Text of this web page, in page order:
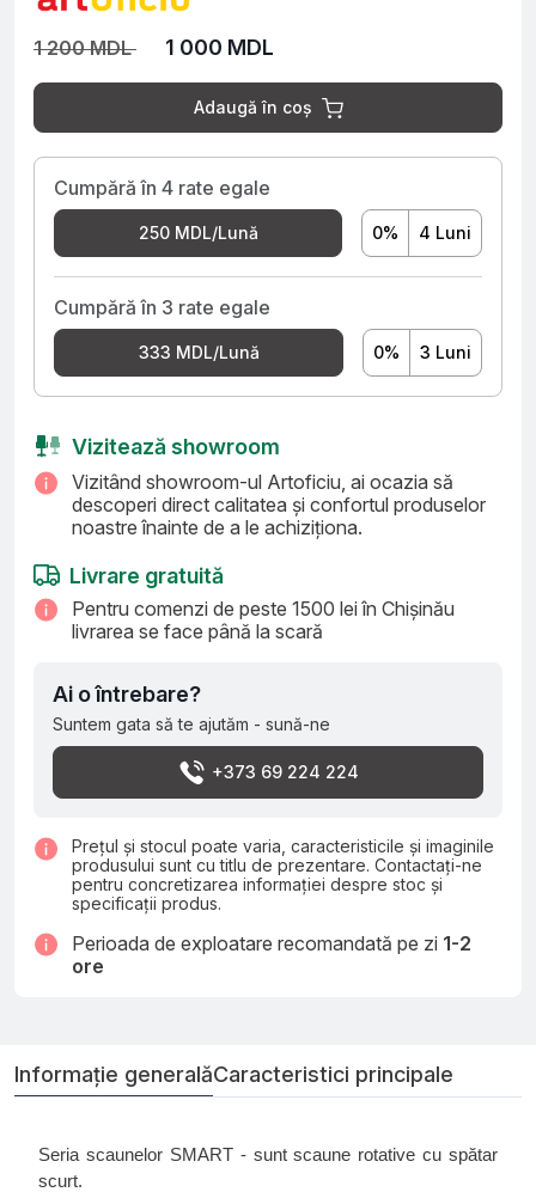
1 200 MDL 1 000 MDL
Adaugă în coș
Cumpără în 4 rate egale
250 MDL/Lună 0% 4 Luni
Cumpără în 3 rate egale
333 MDL/Lună 0% 3 Luni
Vizitează showroom
Vizitând showroom-ul Artoficiu, ai ocazia să
descoperi direct calitatea și confortul produselor
noastre înainte de a le achiziționa.
Livrare gratuită
Pentru comenzi de peste 1500 lei în Chișinău
livrarea se face până la scară
Ai o întrebare?
Suntem gata să te ajutăm - sună-ne
+373 69 224 224
Prețul și stocul poate varia, caracteristicile și imaginile
produsului sunt cu titlu de prezentare. Contactați-ne
pentru concretizarea informației despre stoc și
specificații produs.
Perioada de exploatare recomandată pe zi 1-2
ore
Informație generalăCaracteristici principale
Seria scaunelor SMART - sunt scaune rotative cu spătar
scurt.